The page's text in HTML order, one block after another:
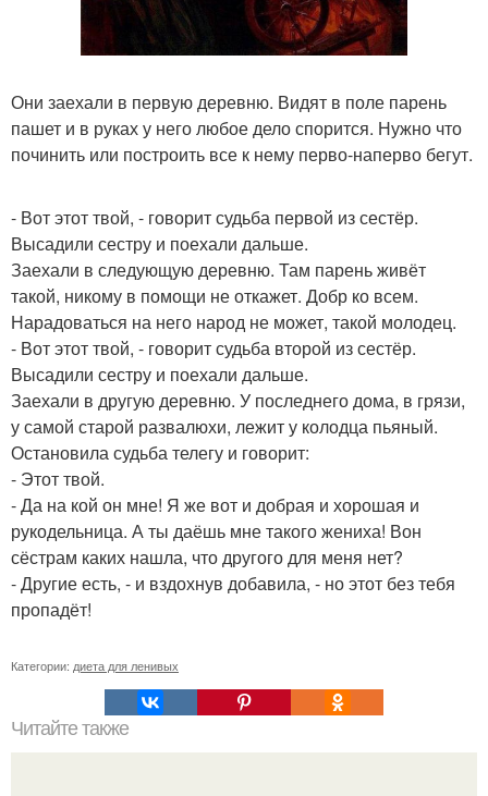
Они заехали в первую деревню. Видят в поле парень
пашет и в руках у него любое дело спорится. Нужно что
починить или построить все к нему перво-наперво бегут.
- Вот этот твой, - говорит судьба первой из сестёр.
Высадили сестру и поехали дальше.
Заехали в следующую деревню. Там парень живёт
такой, никому в помощи не откажет. Добр ко всем.
Нарадоваться на него народ не может, такой молодец.
- Вот этот твой, - говорит судьба второй из сестёр.
Высадили сестру и поехали дальше.
Заехали в другую деревню. У последнего дома, в грязи,
у самой старой развалюхи, лежит у колодца пьяный.
Остановила судьба телегу и говорит:
- Этот твой.
- Да на кой он мне! Я же вот и добрая и хорошая и
рукодельница. А ты даёшь мне такого жениха! Вон
сёстрам каких нашла, что другого для меня нет?
- Другие есть, - и вздохнув добавила, - но этот без тебя
пропадёт!
Категории: диета для ленивых
Читайте также